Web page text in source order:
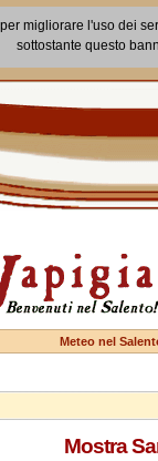
migliorare l'uso dei
sottostante questo
Meteo nel
Mostra